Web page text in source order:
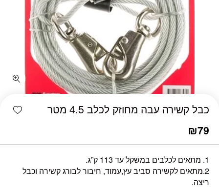
כבל קשירה עבה מחוזק לכלב 4.5 מטר
₪79
1. מתאים לכלבים במשקל עד 113 ק”ג.
2.מתאים לקשירה סביב עץ,עמוד, חיבור לבורג קשירה וכבל
ריצה.